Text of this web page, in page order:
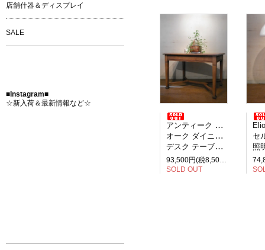
アンティーク イギリス製
オーク ダイニングテーブル
デスク テーブル 2人掛け
93,500円(税8,500円)
SOLD OUT
Elio
セル
照明
店舗什器＆ディスプレイ
SALE
■Instagram■
☆新入荷＆最新情報など☆